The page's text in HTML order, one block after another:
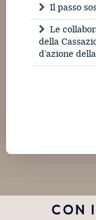
Il passo
Le
della
d’azione
CON